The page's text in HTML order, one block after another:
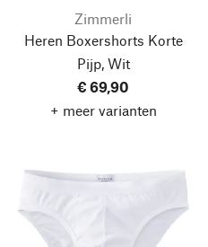
Zimmerli
Heren Boxershorts Korte
Pijp, Wit
€ 69,90
+ meer varianten